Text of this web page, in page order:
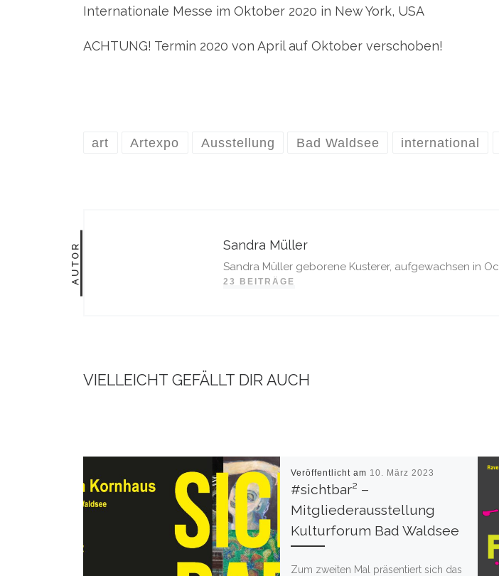
Internationale Messe im Oktober 2020 in New York, USA
ACHTUNG! Termin 2020 von April auf Oktober verschoben!
art Artexpo Ausstellung Bad Waldsee international
AUTOR Sandra Müller
Sandra Müller geborene Kusterer, aufgewachsen in
23 BEITRÄGE
VIELLEICHT GEFÄLLT DIR AUCH
Veröffentlicht am 10. März 2023
#sichtbar² –
Mitgliederausstellung
Kulturforum Bad Waldsee
Zum zweiten Mal präsentiert sich das